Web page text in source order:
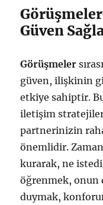
Güven
Görüşmeler
güven, ilişkinin
etkiye sahiptir.
iletişim
partnerinizin
önemlidir.
kurarak, ne
öğrenmek, onun
duymak,